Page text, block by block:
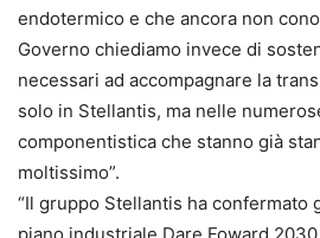
endotermico e che ancora non
Governo chiediamo invece di
necessari ad accompagnare la
solo in Stellantis, ma nelle
componentistica che stanno già
moltissimo”.
“Il gruppo Stellantis ha confermato
piano industriale Dare Foward